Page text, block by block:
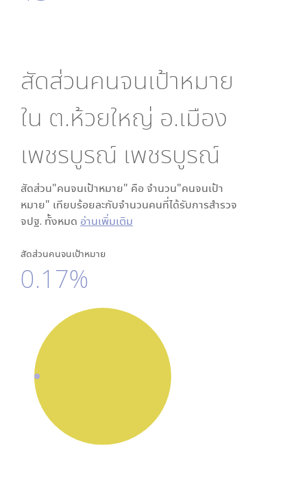
สัดส่วนคนจนเป้าหมาย
ใน ต.ห้วยใหญ่ อ.เมือง
เพชรบูรณ์ เพชรบูรณ์
สัดส่วน"คนจนเป้าหมาย" คือ จำนวน"คนจนเป้า
หมาย" เทียบร้อยละกับจำนวนคนที่ได้รับการสำรวจ
จปฐ. ทั้งหมด อ่านเพิ่มเติม
สัดส่วนคนจนเป้าหมาย
0.17%